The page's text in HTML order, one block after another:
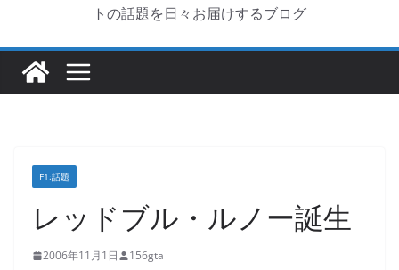
トの話題を日々お届けするブログ
F1:話題
レッドブル・ルノー誕生
2006年11月1日 156gta